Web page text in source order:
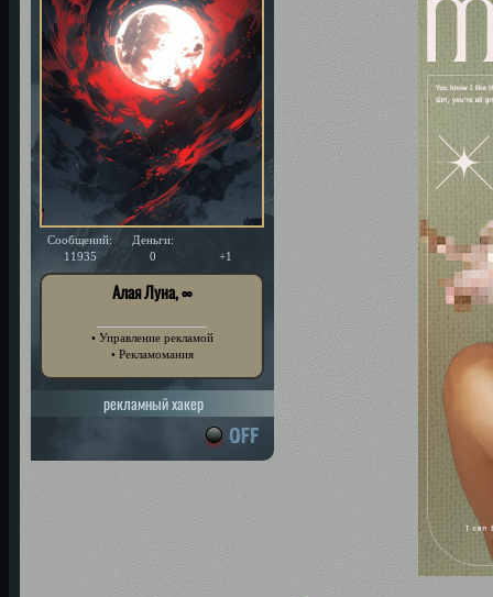
Сообщений:
11935
Деньги:
0
+1
Алая Луна, ∞
• Управление рекламой
• Рекламомания
рекламный хакер